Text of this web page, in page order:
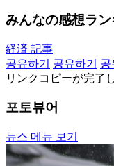
みんなの感想ラ
経済 記事
공유하기
공유하기 공
リンクコピーが完了
포토뷰어
뉴스 메뉴 보기